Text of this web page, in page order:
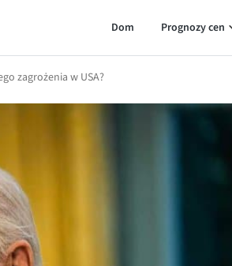
Dom Prognozy cen
zagrożenia w USA?